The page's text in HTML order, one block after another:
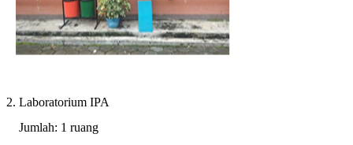
2. Laboratorium IPA
Jumlah: 1 ruang